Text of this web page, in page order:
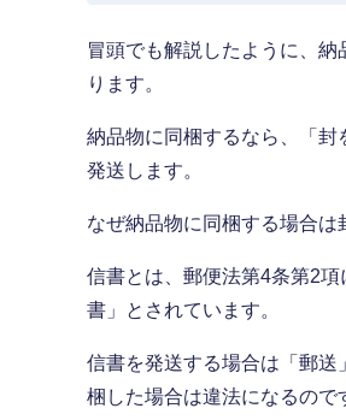
冒頭でも解説したように、
ります。
納品物に同梱するなら、「
発送します。
なぜ納品物に同梱する場合は
信書とは、郵便法第4条第2
書」とされています。
信書を発送する場合は「郵送
梱した場合は違法になるので